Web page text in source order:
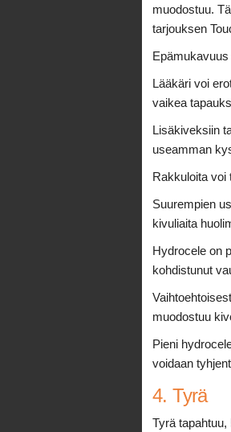
muodostuu.
tarjouksen
Lääkäri voi
vaikea
Lisäkiveksiin
useamman
Rakkuloita voi
Suurempien
kivuliaita
Hydrocele on
kohdistunut
muodostuu
Pieni
voidaan
4. Tyrä
Tyrä